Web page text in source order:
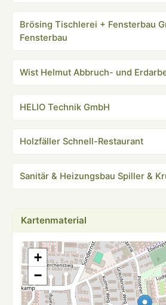
Brösing Tischlerei + Fensterbau
Fensterbau
Wist Helmut Abbruch- und
HELIO Technik GmbH
Holzfäller Schnell-Restaurant
Sanitär & Heizungsbau Spiller &
Kartenmaterial
+
−